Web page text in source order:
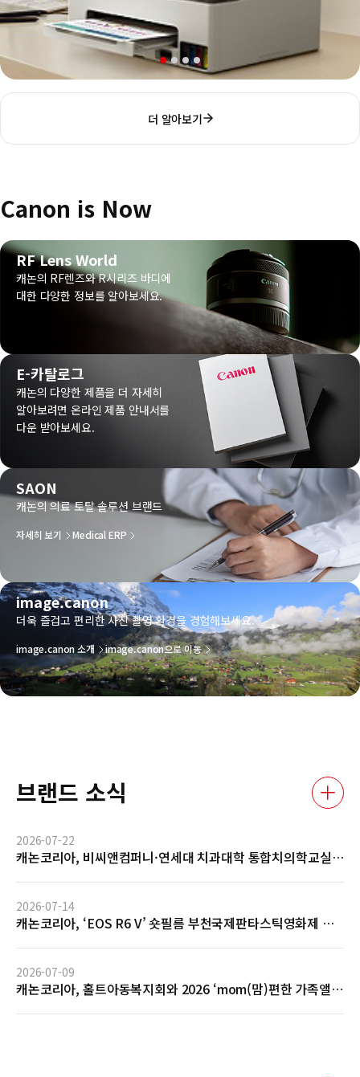
더 알아보기
Canon is Now
RF Lens World
캐논의 RF렌즈와 R시리즈 바디에
대한 다양한 정보를 알아보세요.
E-카탈로그
캐논의 다양한 제품을 더 자세히
알아보려면 온라인 제품 안내서를
다운 받아보세요.
SAON
캐논의 의료 토탈 솔루션 브랜드
자세히 보기 Medical ERP
image.canon
더욱 즐겁고 편리한 사진 촬영 환경을 경험해보세요.
image.canon 소개 image.canon으로 이동
브랜드 소식
2026-07-22
캐논코리아, 비씨앤컴퍼니·연세대 치과대학 통합치의학교실
2026-07-14
캐논코리아, ‘EOS R6 V’ 숏필름 부천국제판타스틱영화제 공
2026-07-09
캐논코리아, 홀트아동복지회와 2026 ‘mom(맘)편한 가족앨